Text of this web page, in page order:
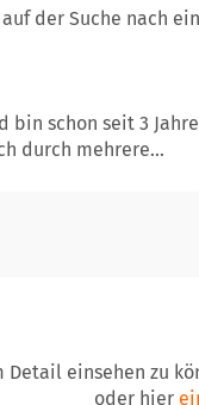
der Suche nach
bin schon seit 3
durch mehrere...
einsehen zu
oder hier